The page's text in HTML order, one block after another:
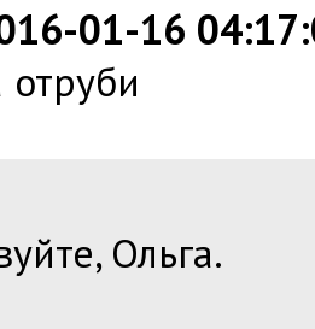
01-16
отруби
Ольга.